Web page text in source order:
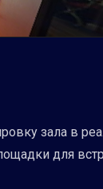
зала в
для